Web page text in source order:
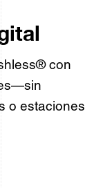
con
o estaciones